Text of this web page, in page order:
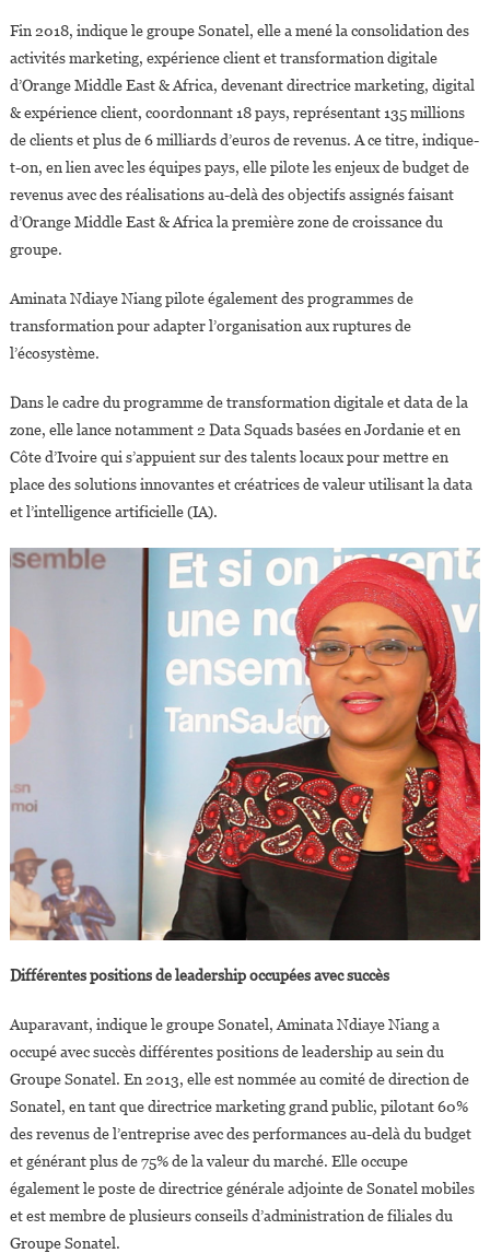
Fin 2018, indique le groupe Sonatel, elle a mené la consolidation des
activités marketing, expérience client et transformation digitale
d’Orange Middle East & Africa, devenant directrice marketing, digital
& expérience client, coordonnant 18 pays, représentant 135 millions
de clients et plus de 6 milliards d’euros de revenus. A ce titre, indique-
t-on, en lien avec les équipes pays, elle pilote les enjeux de budget de
revenus avec des réalisations au-delà des objectifs assignés faisant
d’Orange Middle East & Africa la première zone de croissance du
groupe.
Aminata Ndiaye Niang pilote également des programmes de
transformation pour adapter l’organisation aux ruptures de
l’écosystème.
Dans le cadre du programme de transformation digitale et data de la
zone, elle lance notamment 2 Data Squads basées en Jordanie et en
Côte d’Ivoire qui s’appuient sur des talents locaux pour mettre en
place des solutions innovantes et créatrices de valeur utilisant la data
et l’intelligence artificielle (IA).
Différentes positions de leadership occupées avec succès
Auparavant, indique le groupe Sonatel, Aminata Ndiaye Niang a
occupé avec succès différentes positions de leadership au sein du
Groupe Sonatel. En 2013, elle est nommée au comité de direction de
Sonatel, en tant que directrice marketing grand public, pilotant 60%
des revenus de l’entreprise avec des performances au-delà du budget
et générant plus de 75% de la valeur du marché. Elle occupe
également le poste de directrice générale adjointe de Sonatel mobiles
et est membre de plusieurs conseils d’administration de filiales du
Groupe Sonatel.